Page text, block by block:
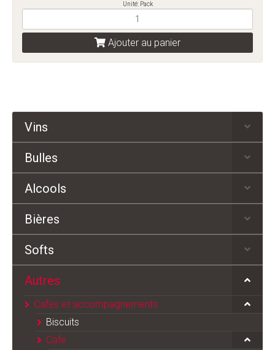
Unité: Pack
Ajouter au panier
Vins
Bulles
Alcools
Bières
Softs
Autres
Cafés et accompagnements
Biscuits
Cafe